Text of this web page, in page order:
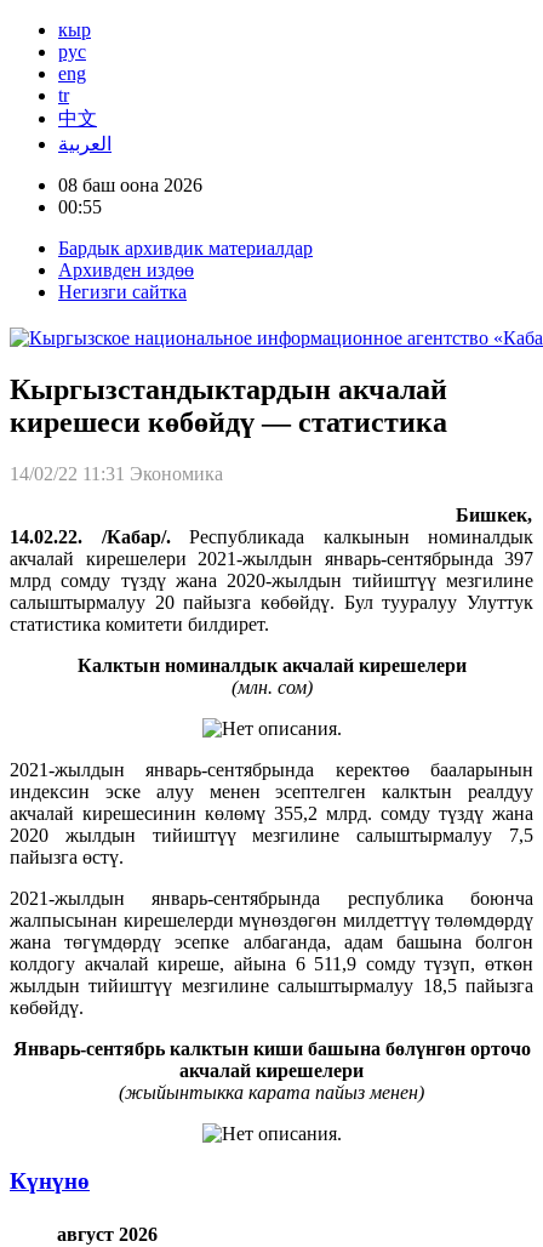
кыр
рус
eng
tr
中文
العربية
08 баш оона 2026
00:55
Бардык архивдик материалдар
Архивден издөө
Негизги сайтка
Кыргызстандыктардын акчалай
кирешеси көбөйдү — статистика
14/02/22 11:31 Экономика
Бишкек,
14.02.22. /Кабар/.Республикада калкынын номиналдык
акчалай кирешелери 2021-жылдын январь-сентябрында 397
млрд сомду түздү жана 2020-жылдын тийиштүү мезгилине
салыштырмалуу 20 пайызга көбөйдү. Бул тууралуу Улуттук
статистика комитети билдирет.
Калктын номиналдык акчалай кирешелери
(млн. сом)
2021-жылдын январь-сентябрында керектөө бааларынын
индексин эске алуу менен эсептелген калктын реалдуу
акчалай кирешесинин көлөмү 355,2 млрд. сомду түздү жана
2020 жылдын тийиштүү мезгилине салыштырмалуу 7,5
пайызга өстү.
2021-жылдын январь-сентябрында республика боюнча
жалпысынан кирешелерди мүнөздөгөн милдеттүү төлөмдөрдү
жана төгүмдөрдү эсепке албаганда, адам башына болгон
колдогу акчалай киреше, айына 6 511,9 сомду түзүп, өткөн
жылдын тийиштүү мезгилине салыштырмалуу 18,5 пайызга
көбөйдү.
Январь-сентябрь калктын киши башына бөлүнгөн орточо
акчалай кирешелери
(жыйынтыкка карата пайыз менен)
Күнүнө
август 2026